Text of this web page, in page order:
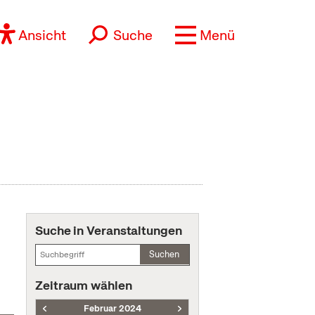
Ansicht Suche Menü
Suche in Veranstaltungen
Suchen
Zeitraum wählen
Februar 2024